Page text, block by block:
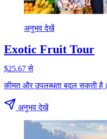
अनुभव देखें
Exotic Fruit Tour
$25.67 से
कीमत और उपलब्धता बदल सकती है।
अनुभव देखें